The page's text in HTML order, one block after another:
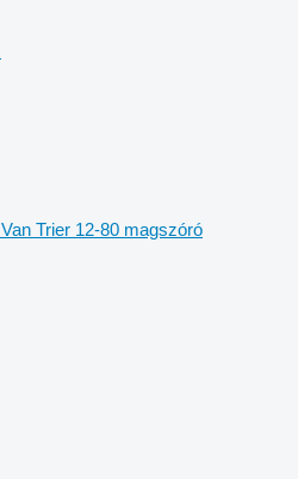
Van Trier 12-80 magszóró